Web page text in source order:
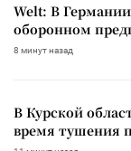
Welt: В
оборонном
8 минут назад
В Курской
время тушения